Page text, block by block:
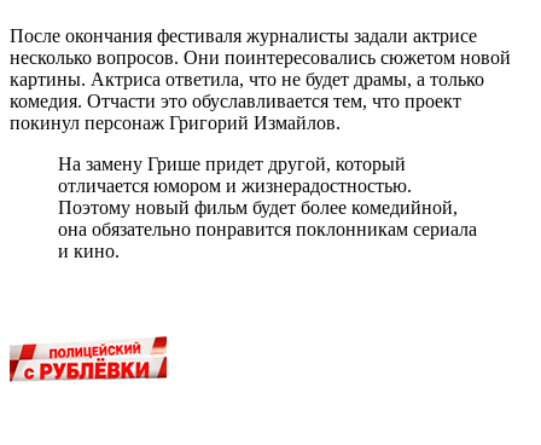
После окончания фестиваля журналисты задали актрисе
несколько вопросов. Они поинтересовались сюжетом новой
картины. Актриса ответила, что не будет драмы, а только
комедия. Отчасти это обуславливается тем, что проект
покинул персонаж Григорий Измайлов.
На замену Грише придет другой, который
отличается юмором и жизнерадостностью.
Поэтому новый фильм будет более комедийной,
она обязательно понравится поклонникам сериала
и кино.